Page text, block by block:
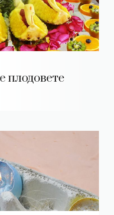
плодовете